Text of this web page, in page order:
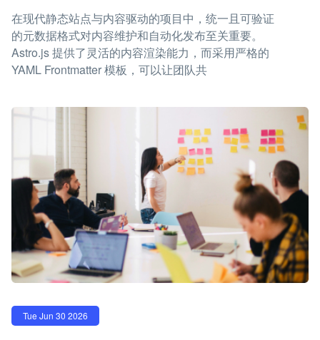
在现代静态站点与内容驱动的项目中，统一且可验证
的元数据格式对内容维护和自动化发布至关重要。
Astro.js 提供了灵活的内容渲染能力，而采用严格的
YAML Frontmatter 模板，可以让团队共
Tue Jun 30 2026